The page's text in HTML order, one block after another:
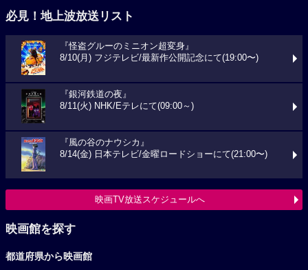
必見！地上波放送リスト
『怪盗グルーのミニオン超変身』
8/10(月) フジテレビ/最新作公開記念にて(19:00〜)
『銀河鉄道の夜』
8/11(火) NHK/Eテレにて(09:00～)
『風の谷のナウシカ』
8/14(金) 日本テレビ/金曜ロードショーにて(21:00〜)
映画TV放送スケジュールへ
映画館を探す
都道府県から映画館